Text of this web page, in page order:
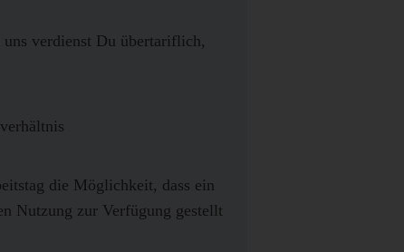
verdienst Du übertariflich,
die Möglichkeit, dass ein
Nutzung zur Verfügung gestellt